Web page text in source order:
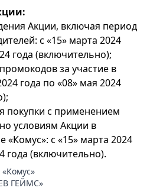
Акции, включая период
с «15» марта 2024
года (включительно);
за участие в
года по «08» мая 2024
покупки с применением
условиям Акции в
«Комус»: с «15» марта 2024
года (включительно).
ГЕЙМС»